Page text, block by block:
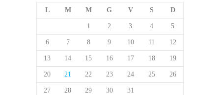
L
M M G V S D
1 2 3 4 5
6 7 8 9 10 11 12
13 14 15 16 17 18 19
20 21 22 23 24 25 26
27 28 29 30
31